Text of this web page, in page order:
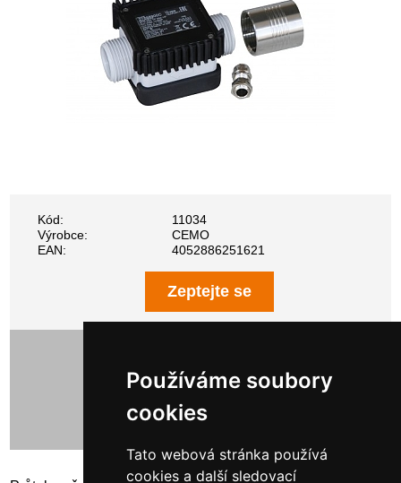
Používáme soubory
cookies
Tato webová stránka používá
cookies a další sledovací
Kód:
11034
Výrobce:
CEMO
EAN:
4052886251621
Zeptejte se
7 129,32 Kč s DPH